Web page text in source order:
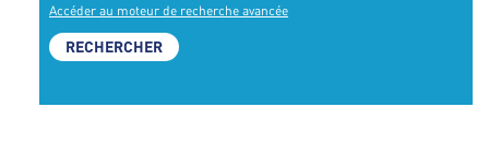
Accéder au moteur de recherche avancée